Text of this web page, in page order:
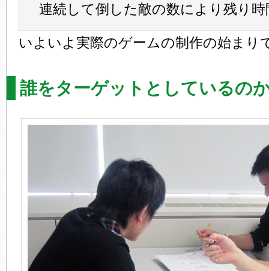
連続して倒した敵の数により残り時
いよいよ実際のゲームの制作の始まり
誰をターゲットとしているの